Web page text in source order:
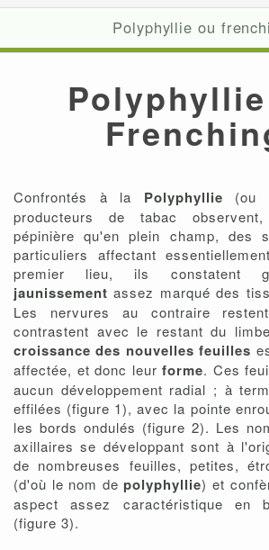
Polyphyllie ou
Confrontés à la Polyphyllie (ou
producteurs de tabac
pépinière qu'en plein champ, des
particuliers affectant
premier lieu, ils constatent
jaunissement assez marqué des
Les nervures au contraire
contrastent avec le restant du
croissance des nouvelles feuilles
affectée, et donc leur forme. Ces
aucun développement radial ; à
effilées (figure 1), avec la pointe
les bords ondulés (figure 2). Les
axillaires se développant sont à
de nombreuses feuilles, petites,
(d'où le nom depolyphyllie) et
aspect assez caractéristique en
(figure 3).